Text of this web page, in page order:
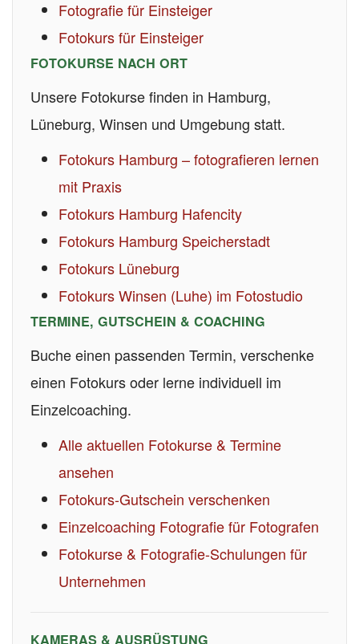
Fotografie für Einsteiger
Fotokurs für Einsteiger
FOTOKURSE NACH ORT
Unsere Fotokurse finden in Hamburg,
Lüneburg, Winsen und Umgebung statt.
Fotokurs Hamburg – fotografieren lernen
mit Praxis
Fotokurs Hamburg Hafencity
Fotokurs Hamburg Speicherstadt
Fotokurs Lüneburg
Fotokurs Winsen (Luhe) im Fotostudio
TERMINE, GUTSCHEIN & COACHING
Buche einen passenden Termin, verschenke
einen Fotokurs oder lerne individuell im
Einzelcoaching.
Alle aktuellen Fotokurse & Termine
ansehen
Fotokurs-Gutschein verschenken
Einzelcoaching Fotografie für Fotografen
Fotokurse & Fotografie-Schulungen für
Unternehmen
KAMERAS & AUSRÜSTUNG